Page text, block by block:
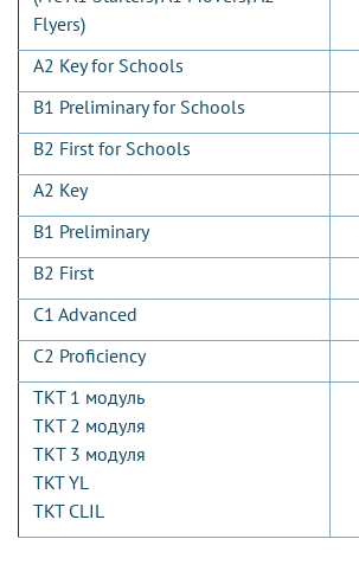
Flyers)
A2 Key for Schools
B1 Preliminary for Schools
B2 First for Schools
A2 Key
B1 Preliminary
B2 First
C1 Advanced
C2 Proficiency
ТКТ 1 модуль
ТКТ 2 модуля
ТКТ 3 модуля
TKT YL
TKT CLIL